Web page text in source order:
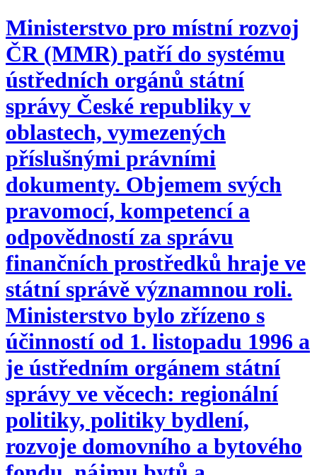
Ministerstvo pro místní rozvoj
ČR (MMR) patří do systému
ústředních orgánů státní
správy České republiky v
oblastech, vymezených
příslušnými právními
dokumenty. Objemem svých
pravomocí, kompetencí a
odpovědností za správu
finančních prostředků hraje ve
státní správě významnou roli.
Ministerstvo bylo zřízeno s
účinností od 1. listopadu 1996 a
je ústředním orgánem státní
správy ve věcech: regionální
politiky, politiky bydlení,
rozvoje domovního a bytového